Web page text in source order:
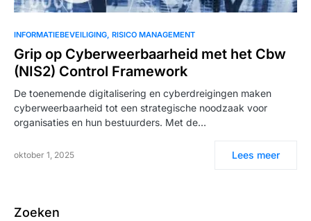
INFORMATIEBEVEILIGING RISICO MANAGEMENT
Grip op Cyberweerbaarheid met het Cbw
(NIS2) Control Framework
De toenemende digitalisering en cyberdreigingen maken
cyberweerbaarheid tot een strategische noodzaak voor
organisaties en hun bestuurders. Met de…
oktober 1, 2025 Lees meer
Zoeken